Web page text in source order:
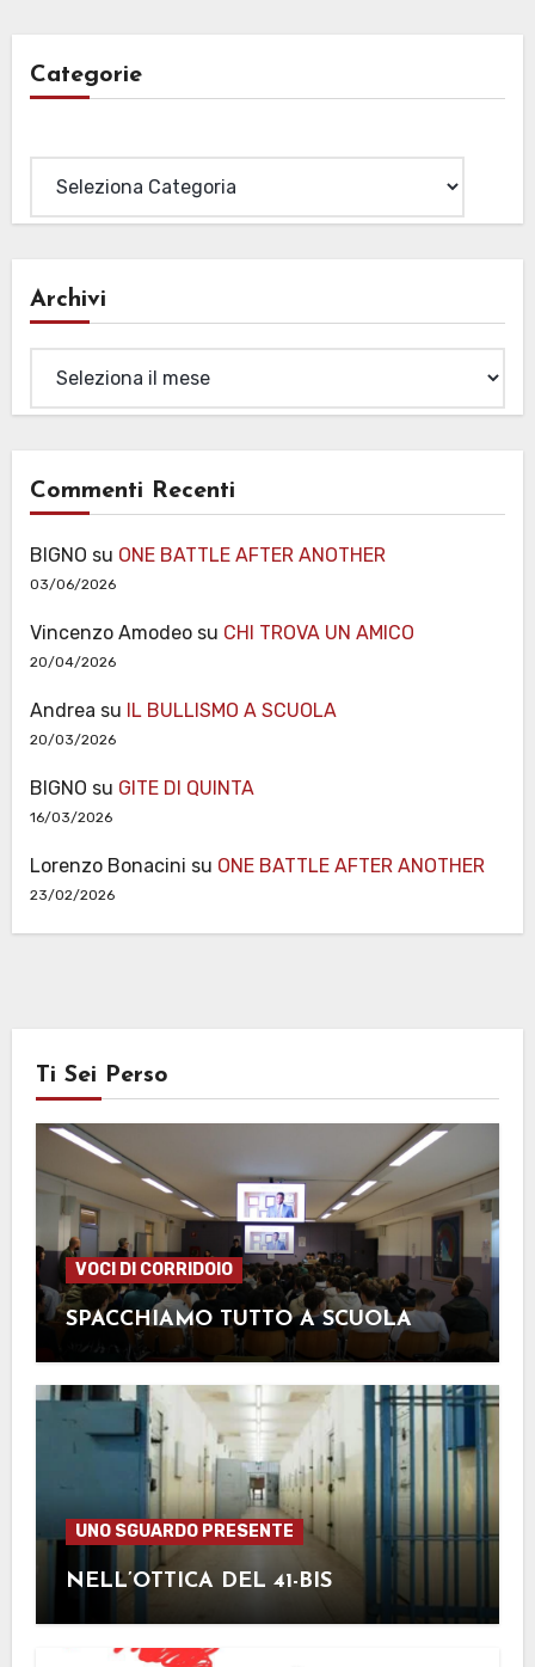
Categorie
Archivi
Commenti Recenti
BIGNO su ONE BATTLE AFTER ANOTHER
03/06/2026
Vincenzo Amodeosu CHI TROVA UN AMICO
20/04/2026
Andrea su IL BULLISMO A SCUOLA
20/03/2026
BIGNO su GITE DI QUINTA
16/03/2026
Lorenzo Bonacini su ONE BATTLE AFTER ANOTHER
23/02/2026
Ti Sei Perso
VOCI DI CORRIDOIO
SPACCHIAMO TUTTO A SCUOLA
UNO SGUARDO PRESENTE
NELL’OTTICA DEL 41-BIS